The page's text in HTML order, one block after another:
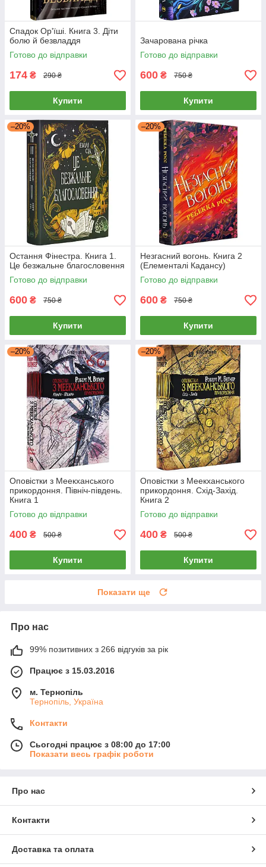
Cпaдoк Op'їшi. Книга 3. Діти
болю й безвладдя
Готово до відправки
174 ₴ 290 ₴
Купити
Зачарована річка
Готово до відправки
600 ₴ 750 ₴
Купити
–20%
Остання Фінестра. Книга 1.
Це безжальне благословення
Готово до відправки
600 ₴ 750 ₴
Купити
–20%
Незгасний вогонь. Книга 2
(Елементалі Кадансу)
Готово до відправки
600 ₴ 750 ₴
Купити
–20%
Оповістки з Меекханського
прикордоння. Північ-південь.
Книга 1
Готово до відправки
400 ₴ 500 ₴
Купити
–20%
Оповістки з Меекханського
прикордоння. Схід-Захід.
Книга 2
Готово до відправки
400 ₴ 500 ₴
Купити
Показати ще
Про нас
99% позитивних з 266 відгуків за рік
Працює з 15.03.2016
м. Тернопіль
Тернопіль, Україна
Контакти
Сьогодні працює з 08:00 до 17:00
Показати весь графік роботи
Про нас
Контакти
Доставка та оплата